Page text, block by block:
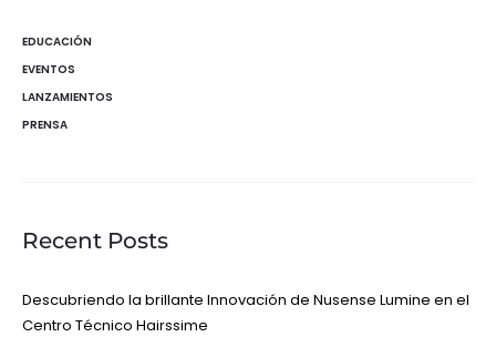
EDUCACIÓN
EVENTOS
LANZAMIENTOS
PRENSA
Recent Posts
Descubriendo la brillante Innovación de Nusense Lumine en el
Centro Técnico Hairssime